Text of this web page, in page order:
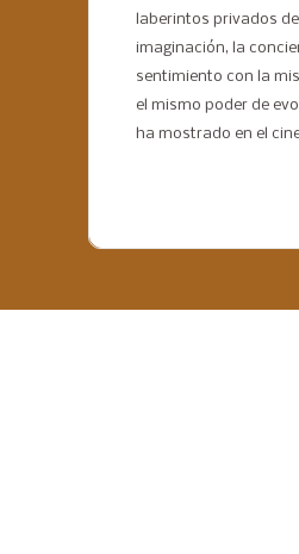
laberintos privados
imaginación, la
sentimiento con la
el mismo poder de
ha mostrado en el